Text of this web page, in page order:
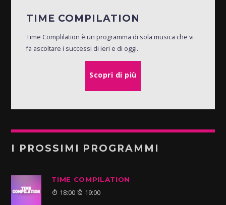
TIME COMPILATION
Time Complilation è un programma di sola musica che vi
fa ascoltare i successi di ieri e di oggi.
Scopri di più
I PROSSIMI PROGRAMMI
TIME COMPILATION
18:00 19:00